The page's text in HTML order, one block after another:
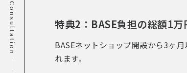
特典2：BASE負担の総額1
BASEネットショップ開設から3ヶ
れます。
Consultation